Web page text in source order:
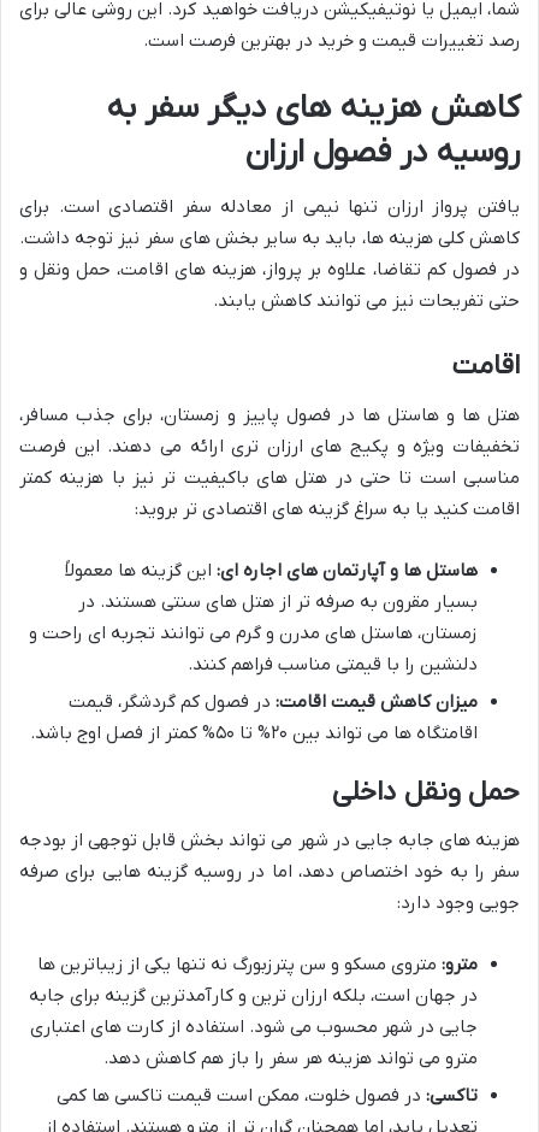
شما، ایمیل یا نوتیفیکیشن دریافت خواهید کرد. این روشی عالی برای
رصد تغییرات قیمت و خرید در بهترین فرصت است.
کاهش هزینه های دیگر سفر به
روسیه در فصول ارزان
یافتن پرواز ارزان تنها نیمی از معادله سفر اقتصادی است. برای
کاهش کلی هزینه ها، باید به سایر بخش های سفر نیز توجه داشت.
در فصول کم تقاضا، علاوه بر پرواز، هزینه های اقامت، حمل ونقل و
حتی تفریحات نیز می توانند کاهش یابند.
اقامت
هتل ها و هاستل ها در فصول پاییز و زمستان، برای جذب مسافر،
تخفیفات ویژه و پکیج های ارزان تری ارائه می دهند. این فرصت
مناسبی است تا حتی در هتل های باکیفیت تر نیز با هزینه کمتر
اقامت کنید یا به سراغ گزینه های اقتصادی تر بروید:
هاستل ها و آپارتمان های اجاره ای: این گزینه ها معمولاً
بسیار مقرون به صرفه تر از هتل های سنتی هستند. در
زمستان، هاستل های مدرن و گرم می توانند تجربه ای راحت و
دلنشین را با قیمتی مناسب فراهم کنند.
میزان کاهش قیمت اقامت: در فصول کم گردشگر، قیمت
اقامتگاه ها می تواند بین ۲۰% تا ۵۰% کمتر از فصل اوج باشد.
حمل ونقل داخلی
هزینه های جابه جایی در شهر می تواند بخش قابل توجهی از بودجه
سفر را به خود اختصاص دهد، اما در روسیه گزینه هایی برای صرفه
جویی وجود دارد:
مترو: متروی مسکو و سن پترزبورگ نه تنها یکی از زیباترین ها
در جهان است، بلکه ارزان ترین و کارآمدترین گزینه برای جابه
جایی در شهر محسوب می شود. استفاده از کارت های اعتباری
مترو می تواند هزینه هر سفر را باز هم کاهش دهد.
تاکسی: در فصول خلوت، ممکن است قیمت تاکسی ها کمی